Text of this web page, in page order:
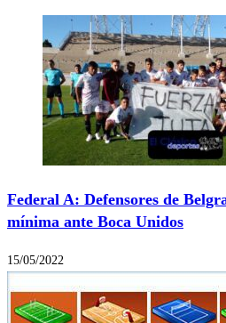
Federal A: Defensores de
mínima ante Boca Unidos
15/05/2022